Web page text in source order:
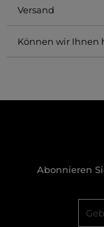
Versand
Können wir Ihnen
Abonnieren